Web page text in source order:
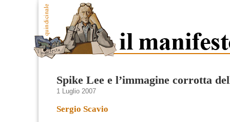
Spike Lee e l’immagine corrotta
1 Luglio 2007
Sergio Scavio